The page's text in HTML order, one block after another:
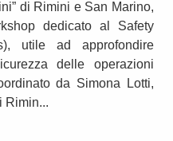
di Rimini e San Marino,
dedicato al Safety
utile ad approfondire
delle operazioni
da Simona Lotti,
Rimin...